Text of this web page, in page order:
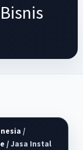
/
/Jasa Instal